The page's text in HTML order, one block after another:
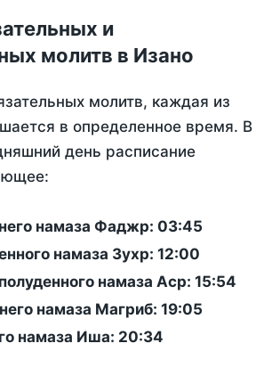
и
молитв в Изано
молитв, каждая из
в определенное время. В
день расписание
намаза Фаджр: 03:45
намаза Зухр: 12:00
намаза Аср: 15:54
намаза Магриб: 19:05
намаза Иша: 20:34